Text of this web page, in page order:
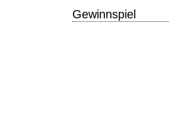
Gewinnspiel